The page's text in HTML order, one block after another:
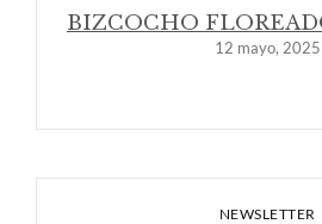
BIZCOCHO
12 mayo, 2025
NEWSLETTER